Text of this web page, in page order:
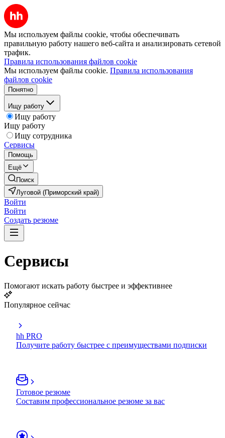
Мы используем файлы cookie, чтобы обеспечивать
правильную работу нашего веб-сайта и анализировать сетевой
трафик.
Правила использования файлов cookie
Мы используем файлы cookie. Правила использования
файлов cookie
Понятно
Ищу работу
Ищу работу
Ищу работу
Ищу сотрудника
Сервисы
Помощь
Ещё
Поиск
Луговой (Приморский край)
Войти
Войти
Создать резюме
Сервисы
Помогают искать работу быстрее и эффективнее
Популярное сейчас
hh PRO
Получите работу быстрее с преимуществами подписки
Готовое резюме
Составим профессиональное резюме за вас